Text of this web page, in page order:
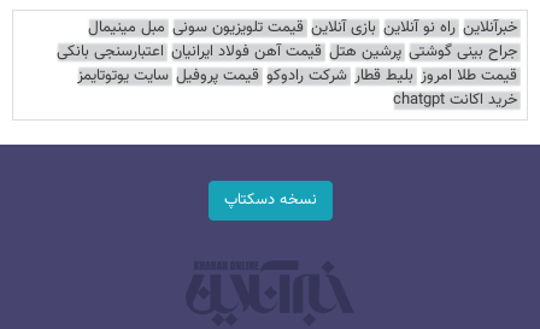
خبرآنلاین راه نو آنلاین بازی آنلاین قیمت تلویزیون سونی مبل مینیمال
جراح بینی گوشتی پرشین هتل قیمت آهن فولاد ایرانیان اعتبارسنجی بانکی
قیمت طلا امروز بلیط قطار شرکت رادوکو قیمت پروفیل سایت یوتوتایمز
خرید اکانت chatgpt
نسخه دسکتاپ